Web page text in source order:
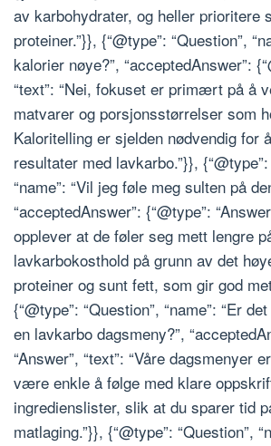
av karbohydrater, og heller prioritere
proteiner.”}}, {“@type”: “Question”,
kalorier nøye?”, “acceptedAnswer”:
“text”: “Nei, fokuset er primært på å
matvarer og porsjonsstørrelser som
Kaloritelling er sjelden nødvendig for
resultater med lavkarbo.”}}, {“@type”:
“name”: “Vil jeg føle meg sulten på
“acceptedAnswer”: {“@type”:
opplever at de føler seg mett lengre
lavkarbokosthold på grunn av det
proteiner og sunt fett, som gir god
{“@type”: “Question”, “name”: “Er
en lavkarbo dagsmeny?”,
“Answer”, “text”: “Våre dagsmenyer
være enkle å følge med klare
ingredienslister, slik at du sparer tid
matlaging.”}}, {“@type”: “Question”,